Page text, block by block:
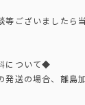
ございましたら
について◆
発送の場合、離島